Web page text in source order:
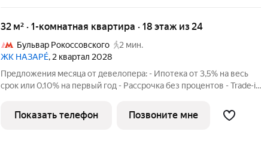
32 м² · 1-комнатная квартира · 18 этаж из 24
Бульвар Рокоссовского
2 мин.
ЖК НАЗАРÉ, 2 квартал 2028
Предложения месяца от девелопера: - Ипотека от 3,5% на весь
срок или 0,10% на первый год - Рассрочка без процентов - Trade-in
комнатная квартира. Общая площадь - 32 м2 на 18 этаже, без
отделки.
Показать телефон Позвоните мне